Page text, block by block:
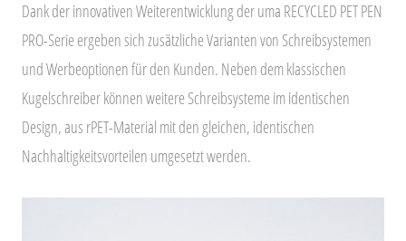
Dank der innovativen Weiterentwicklung der uma RECYCLED PET PEN
PRO-Serie ergeben sich zusätzliche Varianten von Schreibsystemen
und Werbeoptionen für den Kunden. Neben dem klassischen
Kugelschreiber können weitere Schreibsysteme im identischen
Design, aus rPET-Material mit den gleichen, identischen
Nachhaltigkeitsvorteilen umgesetzt werden.